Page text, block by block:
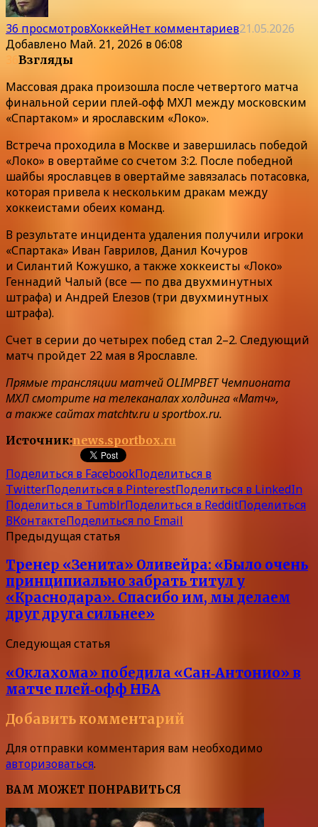
36 просмотровХоккейНет комментариев21.05.2026
Добавлено Май. 21, 2026 в 06:08
36 Взгляды
Массовая драка произошла после четвертого матча
финальной серии плей‑офф МХЛ между московским
«Спартаком» и ярославским «Локо».
Встреча проходила в Москве и завершилась победой
«Локо» в овертайме со счетом 3:2. После победной
шайбы ярославцев в овертайме завязалась потасовка,
которая привела к нескольким дракам между
хоккеистами обеих команд.
В результате инцидента удаления получили игроки
«Спартака» Иван Гаврилов, Данил Кочуров
и Силантий Кожушко, а также хоккеисты «Локо»
Геннадий Чалый (все — по два двухминутных
штрафа) и Андрей Елезов (три двухминутных
штрафа).
Счет в серии до четырех побед стал 2–2. Следующий
матч пройдет 22 мая в Ярославле.
Прямые трансляции матчей OLIMPBET Чемпионата
МХЛ смотрите на телеканалах холдинга «Матч»,
а также сайтах matchtv.ru и sportbox.ru.
Источник:news.sportbox.ru
Поделиться в FacebookПоделиться в
TwitterПоделиться в PinterestПоделиться в LinkedIn
Поделиться в TumblrПоделиться в RedditПоделиться
ВКонтактеПоделиться по Email
Предыдущая статья
Тренер «Зенита» Оливейра: «Было очень
принципиально забрать титул у
«Краснодара». Спасибо им, мы делаем
друг друга сильнее»
Следующая статья
«Оклахома» победила «Сан‑Антонио» в
матче плей‑офф НБА
Добавить комментарий
Для отправки комментария вам необходимо
авторизоваться.
ВАМ МОЖЕТ ПОНРАВИТЬСЯ